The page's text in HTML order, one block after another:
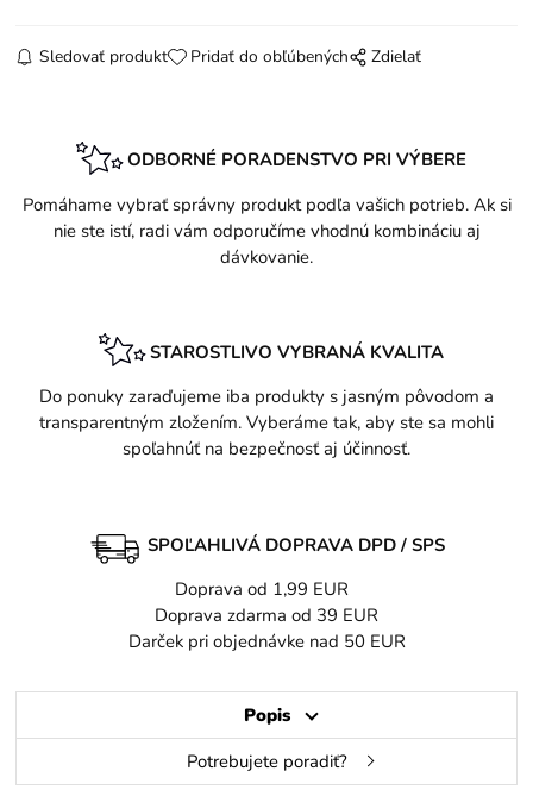
Sledovať produkt Pridať do obľúbených Zdielať
ODBORNÉ PORADENSTVO PRI VÝBERE
Pomáhame vybrať správny produkt podľa vašich potrieb. Ak si
nie ste istí, radi vám odporučíme vhodnú kombináciu aj
dávkovanie.
STAROSTLIVO VYBRANÁ KVALITA
Do ponuky zaraďujeme iba produkty s jasným pôvodom a
transparentným zložením. Vyberáme tak, aby ste sa mohli
spoľahnúť na bezpečnosť aj účinnosť.
SPOĽAHLIVÁ DOPRAVA DPD / SPS
Doprava od 1,99 EUR
Doprava zdarma od 39 EUR
Darček pri objednávke nad 50 EUR
Popis
Potrebujete poradiť?